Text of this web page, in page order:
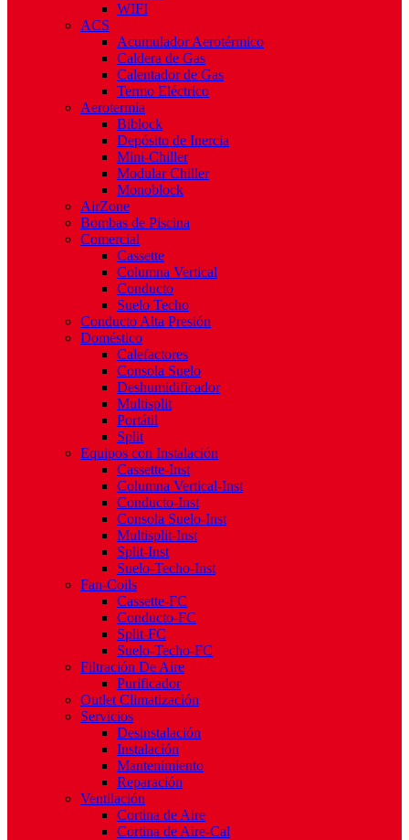
WIFI
ACS
Acumulador Aerotérmico
Caldera de Gas
Calentador de Gas
Termo Eléctrico
Aerotermia
Biblock
Depósito de Inercia
Mini-Chiller
Modular Chiller
Monoblock
AirZone
Bombas de Piscina
Comercial
Cassette
Columna Vertical
Conducto
Suelo Techo
Conducto Alta Presión
Doméstico
Calefactores
Consola Suelo
Deshumidificador
Multisplit
Portátil
Split
Equipos con Instalación
Cassette-Inst
Columna Vertical-Inst
Conducto-Inst
Consola Suelo-Inst
Multisplit-Inst
Split-Inst
Suelo-Techo-Inst
Fan-Coils
Cassette-FC
Conducto-FC
Split-FC
Suelo-Techo-FC
Filtración De Aire
Purificador
Outlet Climatización
Servicios
Desinstalación
Instalación
Mantenimiento
Reparación
Ventilación
Cortina de Aire
Cortina de Aire-Cal